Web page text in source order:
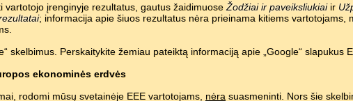
vartotojo įrenginyje rezultatus, gautus žaidimuose Žodžiai ir paveiksliukiaiir
; informacija apie šiuos rezultatus nėra prieinama kitiems
skelbimus. Perskaitykite žemiau pateiktą informaciją apie „Google“ slapukus
ekonominės erdvės
rodomi mūsų svetainėje EEE vartotojams, nėra suasmeninti. Nors šie
Visos teisės saugomos.